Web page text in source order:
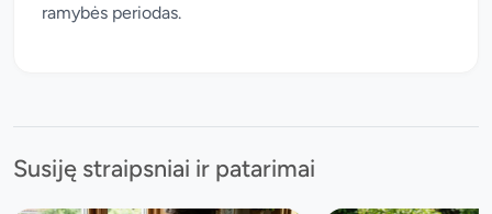
ramybės periodas.
Susiję straipsniai ir patarimai